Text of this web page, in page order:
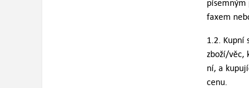
faxem
1.2. Kupní
zboží/věc,
ní, a
cenu.